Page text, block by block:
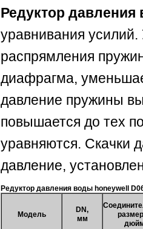
Редуктор
уравнивания
распрямления
диафрагма,
давление пружины
повышается до тех
уравняются. Скачки
давление,
Редуктор давления воды honeywell
Модель
DN,
мм